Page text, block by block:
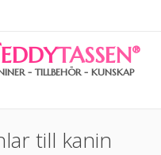
EDDYTASSEN®
- TILLBEHÖR - KUNSKAP
till kanin